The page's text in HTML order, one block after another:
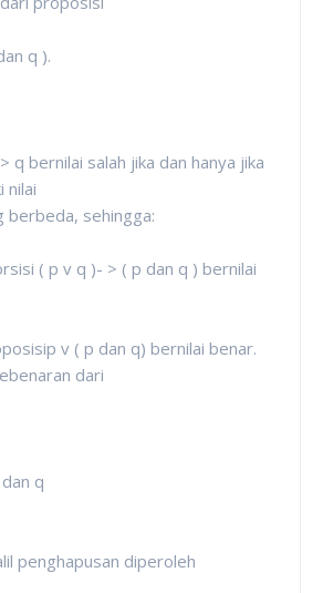
q ).
q bernilai salah jika dan hanya jika
nilai
berbeda, sehingga:
( p v q )- > ( p dan q ) bernilai
v ( p dan q) bernilai benar.
dari
q
penghapusan diperoleh